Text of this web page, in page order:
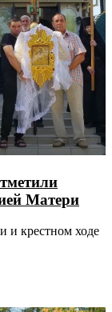
Матери
и крестном ходе